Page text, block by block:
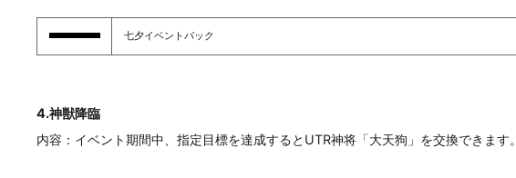
七夕イベントパック
4.神獣降臨
内容：イベント期間中、指定目標を達成するとUTR神将「大天狗」を交換できます。